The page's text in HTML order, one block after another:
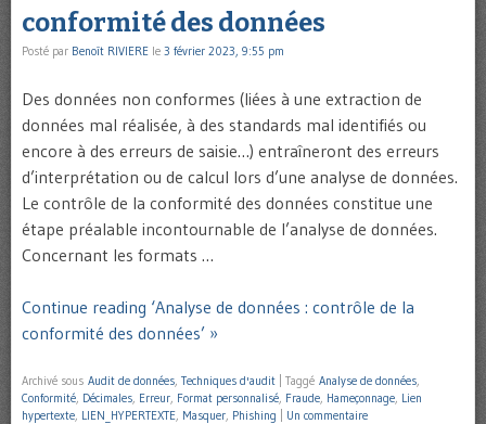
conformité des données
Posté par Benoît RIVIERE le 3 février 2023, 9:55 pm
Des données non conformes (liées à une extraction de
données mal réalisée, à des standards mal identifiés ou
encore à des erreurs de saisie…) entraîneront des erreurs
d’interprétation ou de calcul lors d’une analyse de données.
Le contrôle de la conformité des données constitue une
étape préalable incontournable de l’analyse de données.
Concernant les formats …
Continue reading ‘Analyse de données : contrôle de la
conformité des données’ »
Archivé sous Audit de données Techniques d'audit Taggé Analyse de données
Conformité Décimales Erreur Format personnalisé Fraude Hameçonnage Lien
hypertexte LIEN_HYPERTEXTE Masquer Phishing Un commentaire